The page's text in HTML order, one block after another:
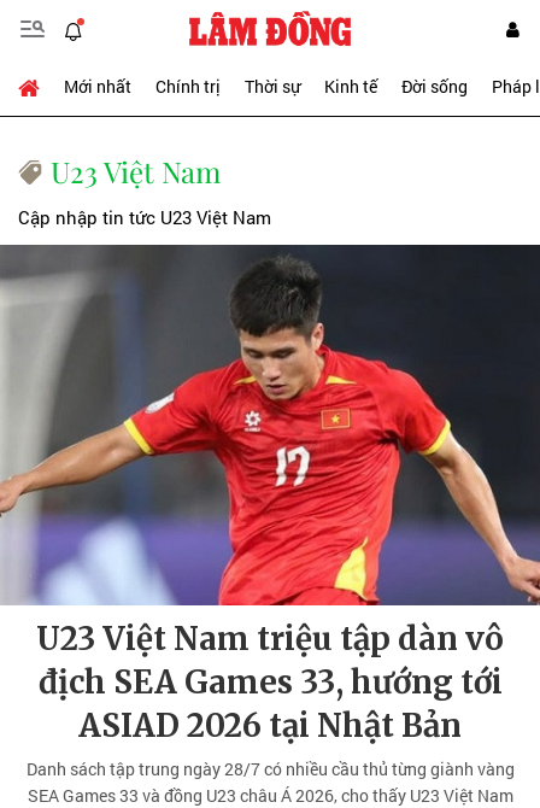
Mới nhất Chính trị Thời sự Kinh tế Đời sống Pháp
U23 Việt Nam
Cập nhập tin tức U23 Việt Nam
U23 Việt Nam triệu tập dàn vô
địch SEA Games 33, hướng tới
ASIAD 2026 tại Nhật Bản
Danh sách tập trung ngày 28/7 có nhiều cầu thủ từng giành vàng
SEA Games 33 và đồng U23 châu Á 2026, cho thấy U23 Việt Nam